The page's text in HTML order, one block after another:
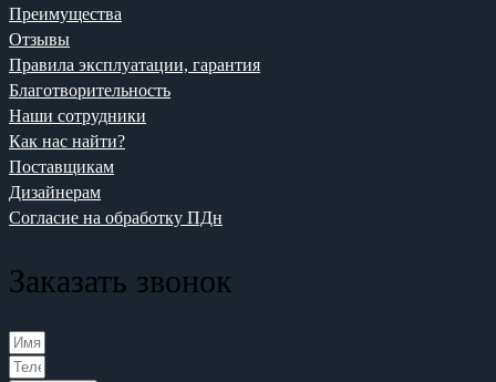
Преимущества
Отзывы
Правила эксплуатации, гарантия
Благотворительность
Наши сотрудники
Как нас найти?
Поставщикам
Дизайнерам
Согласие на обработку ПДн
Заказать звонок